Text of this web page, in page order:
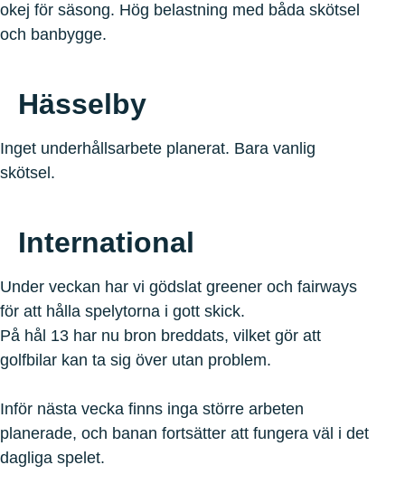
okej för säsong. Hög belastning med båda skötsel
och banbygge.
Hässelby
Inget underhållsarbete planerat. Bara vanlig
skötsel.
International
Under veckan har vi gödslat greener och fairways
för att hålla spelytorna i gott skick.
På hål 13 har nu bron breddats, vilket gör att
golfbilar kan ta sig över utan problem.
Inför nästa vecka finns inga större arbeten
planerade, och banan fortsätter att fungera väl i det
dagliga spelet.